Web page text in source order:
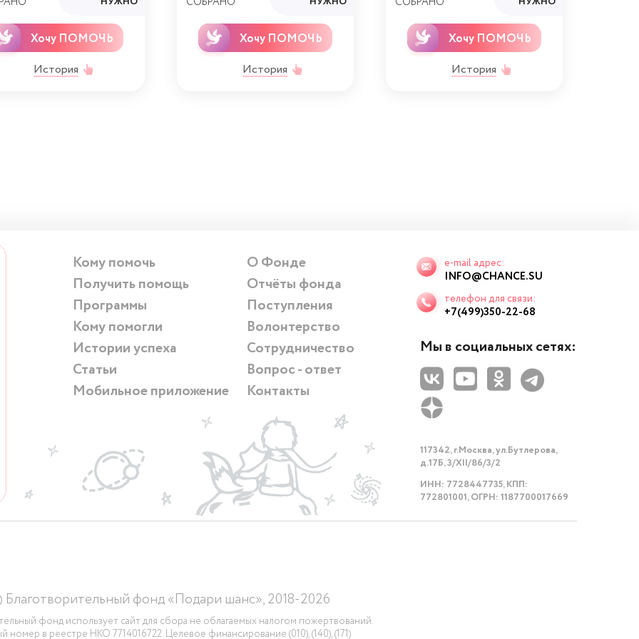
Хочу ПОМОЧЬ
История
Хочу ПОМОЧЬ
История
Хочу ПОМОЧЬ
История
Кому помочь
Получить помощь
Программы
Кому помогли
Истории успеха
Статьи
Мобильное приложение
О Фонде
Отчёты фонда
Поступления
Волонтерство
Сотрудничество
Вопрос - ответ
Контакты
e-mail адрес:
INFO@CHANCE.SU
телефон для связи:
+7(499)350-22-68
Мы в социальных сетях:
117342, г.Москва, ул.Бутлерова,
д.17Б, 3/XII/86/3/2
ИНН: 7728447735, КПП:
772801001, ОГРН: 1187700017669
фонд «Подари шанс», 2018-2026
фонд использует сайт для сбора не облагаемых налогом пожертвований.
номер в реестре НКО 7714016722. Целевое финансирование (010), (140), (171)